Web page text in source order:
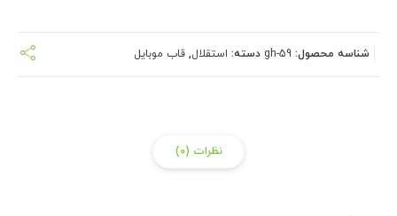
شناسه محصول: gh-59 دسته: استقلال, قاب موبایل
نظرات (0)